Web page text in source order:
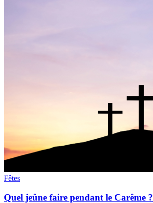
Fêtes
Quel jeûne faire pendant le Carême ?